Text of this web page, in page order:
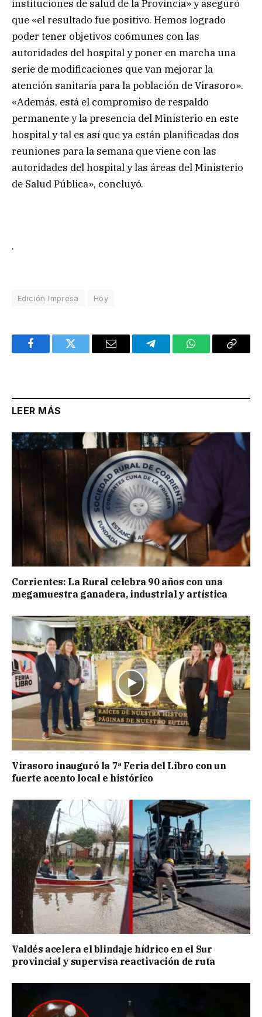
instituciones de salud de la Provincia» y aseguró
que «el resultado fue positivo. Hemos logrado
poder tener objetivos co6munes con las
autoridades del hospital y poner en marcha una
serie de modificaciones que van mejorar la
atención sanitaria para la población de Virasoro».
«Además, está el compromiso de respaldo
permanente y la presencia del Ministerio en este
hospital y tal es así que ya están planificadas dos
reuniones para la semana que viene con las
autoridades del hospital y las áreas del Ministerio
de Salud Pública», concluyó.
.
Edición Impresa Hoy
FacebookTwitter Email TelegramWhatsAppCopy
LEER MÁS
Corrientes: La Rural celebra 90 años con una
megamuestra ganadera, industrial y artística
Virasoro inauguró la 7ª Feria del Libro con un
fuerte acento local e histórico
Valdés acelera el blindaje hídrico en el Sur
provincial y supervisa reactivación de ruta